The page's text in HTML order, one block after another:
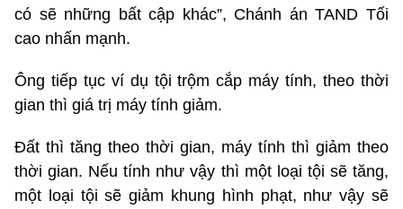
có sẽ những bất cập khác”, Chánh án TAND Tối
cao nhấn mạnh.
Ông tiếp tục ví dụ tội trộm cắp máy tính, theo thời
gian thì giá trị máy tính giảm.
Đất thì tăng theo thời gian, máy tính thì giảm theo
thời gian. Nếu tính như vậy thì một loại tội sẽ tăng,
một loại tội sẽ giảm khung hình phạt, như vậy sẽ